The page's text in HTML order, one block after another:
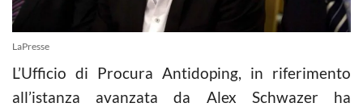
LaPresse
L’Ufficio di Procura Antidoping, in riferimento
all’istanza avanzata da Alex Schwazer ha